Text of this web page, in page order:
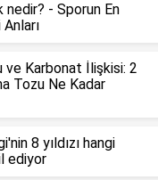
- Sporun En
ve Karbonat İlişkisi: 2
Tozu Ne Kadar
8 yıldızı hangi
ediyor